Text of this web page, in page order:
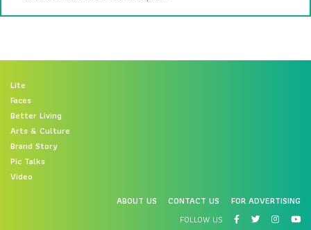
Lite
Faces
Better Living
Arts & Culture
Brand Story
Pic Talks
Video
ABOUT US
CONTACT US
FOR ADVERTISING
FOLLOW US